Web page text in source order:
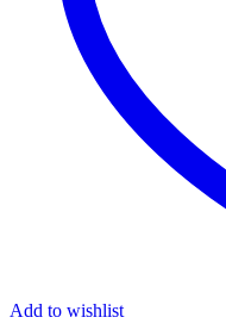
Add to wishlist